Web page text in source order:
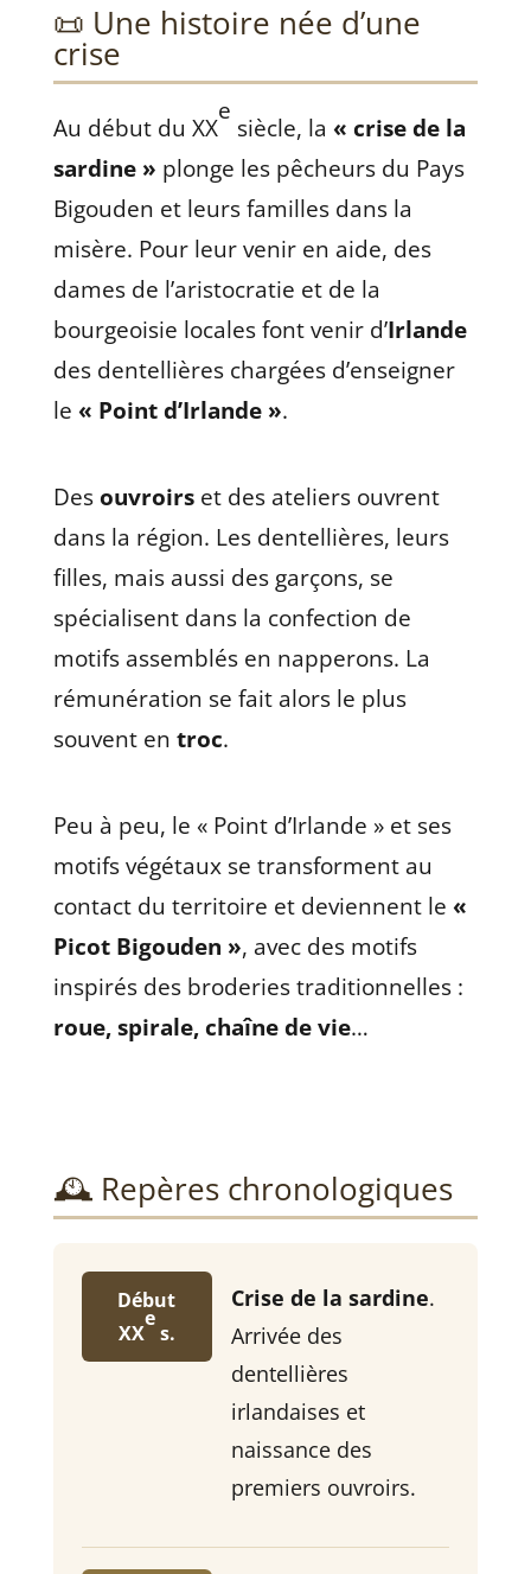
📜 Une histoire née d’une
crise
Au début du XX
e
siècle, la « crise de la
sardine » plonge les pêcheurs du Pays
Bigouden et leurs familles dans la
misère. Pour leur venir en aide, des
dames de l’aristocratie et de la
bourgeoisie locales font venir d’Irlande
des dentellières chargées d’enseigner
le « Point d’Irlande ».
Desouvroirset des ateliers ouvrent
dans la région. Les dentellières, leurs
filles, mais aussi des garçons, se
spécialisent dans la confection de
motifs assemblés en napperons. La
rémunération se fait alors le plus
souvent en troc.
Peu à peu, le « Point d’Irlande » et ses
motifs végétaux se transforment au
contact du territoire et deviennent le «
Picot Bigouden », avec des motifs
inspirés des broderies traditionnelles :
roue, spirale, chaîne de vie…
🕰️ Repères chronologiques
Début
XX
e
s.
Crise de la sardine.
Arrivée des
dentellières
irlandaises et
naissance des
premiers ouvroirs.